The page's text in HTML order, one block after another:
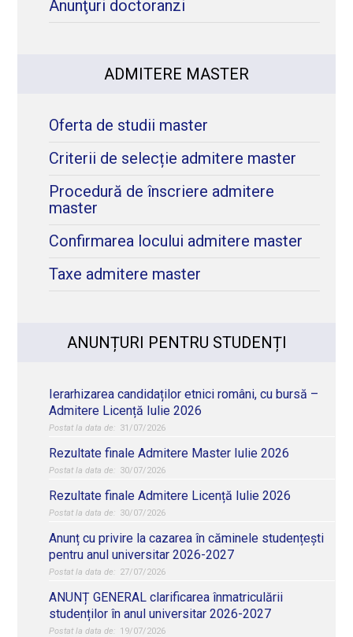
Anunţuri doctoranzi
ADMITERE MASTER
Oferta de studii master
Criterii de selecție admitere master
Procedură de înscriere admitere
master
Confirmarea locului admitere master
Taxe admitere master
ANUNȚURI PENTRU STUDENȚI
Ierarhizarea candidaților etnici români, cu bursă –
Admitere Licență Iulie 2026
31/07/2026
Rezultate finale Admitere Master Iulie 2026
30/07/2026
Rezultate finale Admitere Licență Iulie 2026
30/07/2026
Anunț cu privire la cazarea în căminele studențești
pentru anul universitar 2026-2027
27/07/2026
ANUNȚ GENERAL clarificarea înmatriculării
studenților în anul universitar 2026-2027
19/07/2026